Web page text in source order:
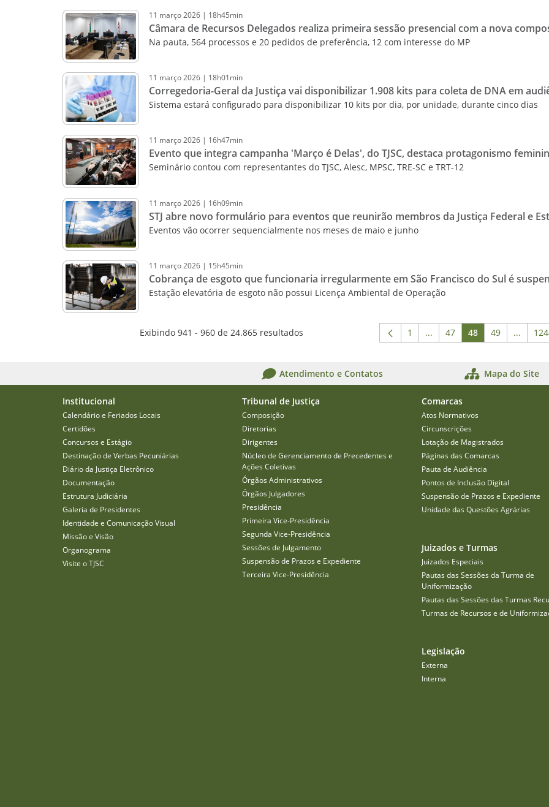
11 março2026 | 18h45min
Câmara de Recursos Delegados realiza primeira sessão presencial com a nova
Na pauta, 564 processos e 20 pedidos de preferência, 12 com interesse do MP
11 março2026 | 18h01min
Corregedoria-Geral da Justiça vai disponibilizar 1.908 kits para coleta de DNA em
Sistema estará configurado para disponibilizar 10 kits por dia, por unidade, durante cinco dias
11 março2026 | 16h47min
Evento que integra campanha 'Março é Delas', do TJSC, destaca protagonismo
Seminário contou com representantes do TJSC, Alesc, MPSC, TRE-SC e TRT-12
11 março2026 | 16h09min
STJ abre novo formulário para eventos que reunirão membros da Justiça Federal e
Eventos vão ocorrer sequencialmente nos meses de maio e junho
11 março2026 | 15h45min
Cobrança de esgoto que funcionaria irregularmente em São Francisco do Sul é
Estação elevatória de esgoto não possui Licença Ambiental de Operação
Exibindo 941 - 960 de 24.865 resultados Página
1 ...Páginas intermediárias Usar
Página
47 Página
48 Página
49 ...
Atendimento e Contatos Mapa do Site
Institucional
Calendário e Feriados Locais
Certidões
Concursos e Estágio
Destinação de Verbas Pecuniárias
Diário da Justiça Eletrônico
Documentação
Estrutura Judiciária
Galeria de Presidentes
Identidade e Comunicação Visual
Missão e Visão
Organograma
Visite o TJSC
Tribunal de Justiça
Composição
Diretorias
Dirigentes
Núcleo de Gerenciamento de Precedentes e
Ações Coletivas
Órgãos Administrativos
Órgãos Julgadores
Presidência
Primeira Vice-Presidência
Segunda Vice-Presidência
Sessões de Julgamento
Suspensão de Prazos e Expediente
Terceira Vice-Presidência
Comarcas
Atos Normativos
Circunscrições
Lotação de Magistrados
Páginas das Comarcas
Pauta de Audiência
Pontos de Inclusão Digital
Suspensão de Prazos e Expediente
Unidade das Questões Agrárias
Juizados e Turmas
Juizados Especiais
Pautas das Sessões da Turma de
Uniformização
Pautas das Sessões das Turmas
Turmas de Recursos e de
Legislação
Externa
Interna